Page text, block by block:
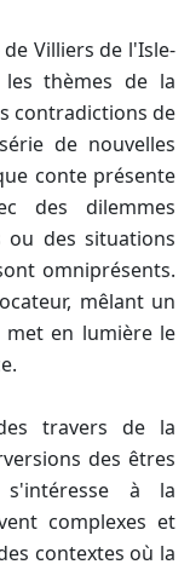
Villiers de l'Isle-
thèmes de la
contradictions de
de nouvelles
conte présente
des dilemmes
ou des situations
omniprésents.
mêlant un
en lumière le
travers de la
des êtres
s'intéresse à la
complexes et
contextes où la